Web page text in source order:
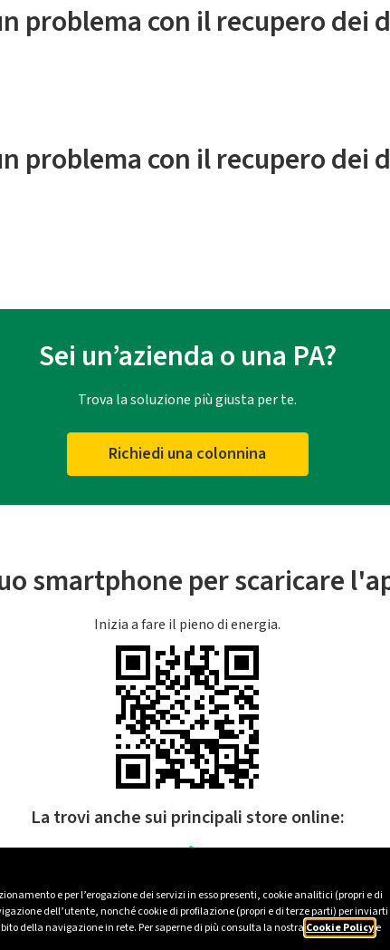
e per l’erogazione dei servizi in esso presenti, cookie analitici (propri e di
dell’utente, nonché cookie di profilazione (propri e di terze parti) per inviarti
della navigazione in rete. Per saperne di più consulta la nostra Cookie Policye
problema con il recupero dei
problema con il recupero dei
Sei un’azienda o una PA?
Trova la soluzione più giusta per te.
Richiedi una colonnina
smartphone per scaricare
Inizia a fare il pieno di energia.
La trovi anche sui principali store online: